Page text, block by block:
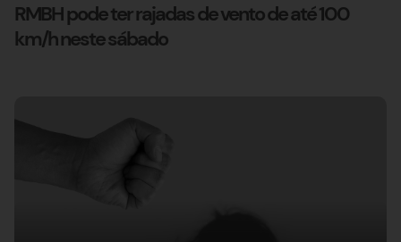
RMBH pode ter rajadas de vento de até 100
km/h neste sábado